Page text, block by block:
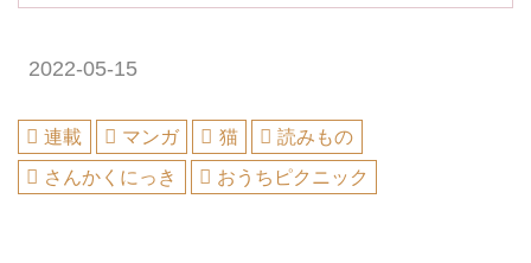
2022-05-15
連載 マンガ 猫
読みもの
さんかくにっき
おうちピクニック